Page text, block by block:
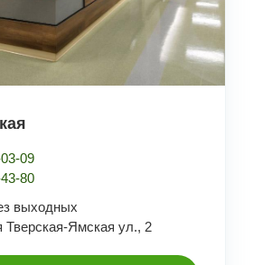
09
80
выходных
Тверская-Ямская ул., 2